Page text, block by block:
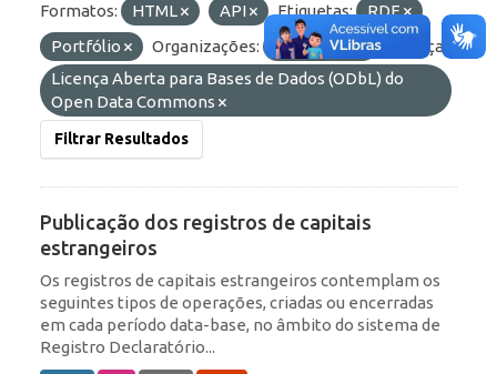
Formatos: HTML API Etiquetas:
RDE
Portfólio
Organizações: BCB/Dstat
Licenças:
Licença Aberta para Bases de Dados (ODbL) do
Open Data Commons
Filtrar Resultados
Publicação dos registros de capitais
estrangeiros
Os registros de capitais estrangeiros contemplam os
seguintes tipos de operações, criadas ou encerradas
em cada período data-base, no âmbito do sistema de
Registro Declaratório...